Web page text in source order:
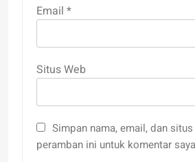
Email *
Situs Web
Simpan nama, email, dan
peramban ini untuk komentar